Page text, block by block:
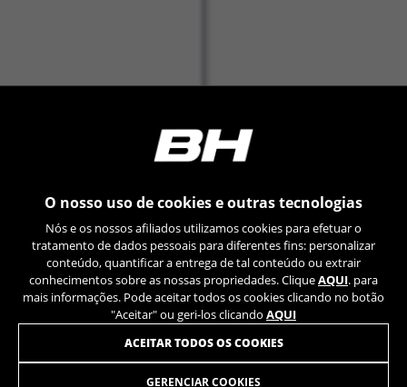
O nosso uso de cookies e outras tecnologias
Nós e os nossos afiliados utilizamos cookies para efetuar o
tratamento de dados pessoais para diferentes fins: personalizar
conteúdo, quantificar a entrega de tal conteúdo ou extrair
conhecimentos sobre as nossas propriedades. CliqueAQUI. para
mais informações. Pode aceitar todos os cookies clicando no botão
"Aceitar" ou geri-los clicando AQUI
GERENCIAR COOKIES
ACEITAR TODOS OS COOKIES